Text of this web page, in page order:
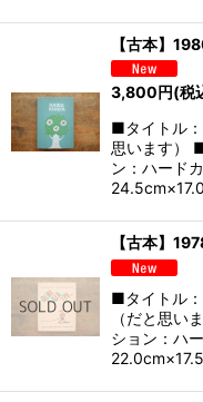
【古本】
3,800円(税
■タイトル
思います）
ン：ハード
【古本】
■タイトル
（だと思い
ション：ハ